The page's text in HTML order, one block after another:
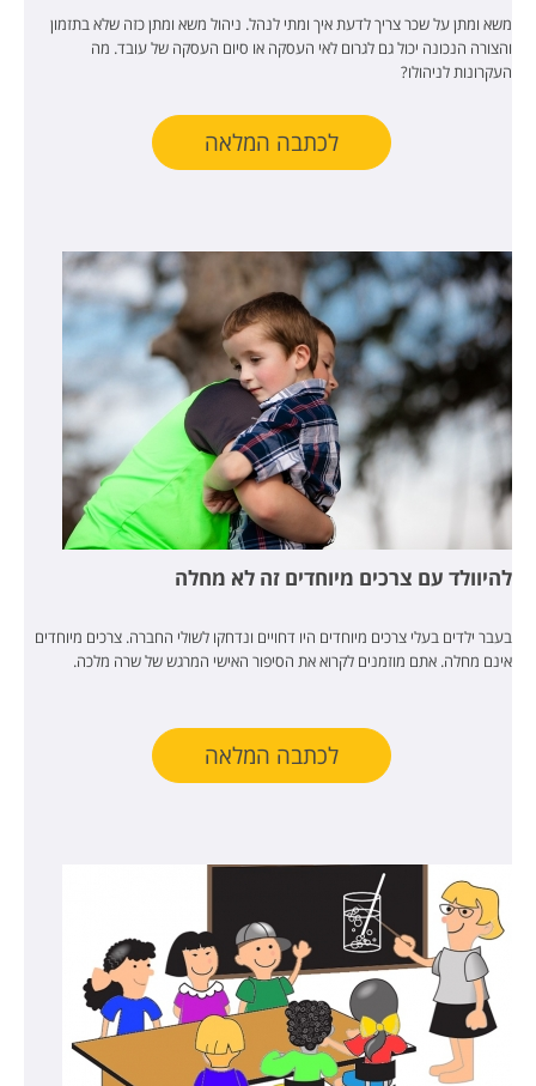
משא ומתן על שכר צריך לדעת איך ומתי לנהל. ניהול משא ומתן כזה שלא בתזמון
והצורה הנכונה יכול גם לגרום לאי העסקה או סיום העסקה של עובד. מה
העקרונות לניהולו?
לכתבה המלאה
להיוולד עם צרכים מיוחדים זה לא מחלה
בעבר ילדים בעלי צרכים מיוחדים היו דחויים ונדחקו לשולי החברה. צרכים מיוחדים
אינם מחלה. אתם מוזמנים לקרוא את הסיפור האישי המרגש של שרה מלכה.
לכתבה המלאה